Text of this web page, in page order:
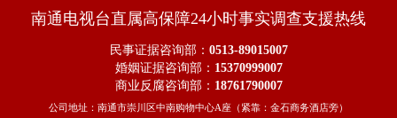
南通电视台直属高保障24小时事实调查支援热线
民事证据咨询部： 0513-89015007
婚姻证据咨询部： 15370999007
商业反腐咨询部： 18761790007
公司地址：南通市崇川区中南购物中心A座（紧靠：金石商务酒店旁）